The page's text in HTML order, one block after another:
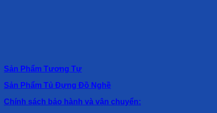
Sản Phẩm Tương Tự
Sản Phẩm Tủ Đựng Đồ Nghề
Chính sách bảo hành và vận chuyển: